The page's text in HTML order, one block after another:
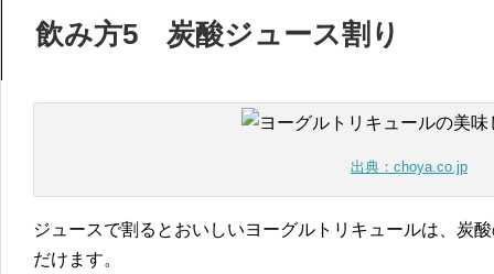
飲み方5 炭酸ジュース割り
出典：choya.co.jp
ジュースで割るとおいしいヨーグルトリキュールは、炭
だけます。